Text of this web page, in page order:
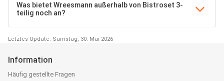
Was bietet Wreesmann außerhalb von Bistroset 3-
teilig noch an?
Letztes Update: Samstag, 30. Mai 2026
Information
Häufig gestellte Fragen